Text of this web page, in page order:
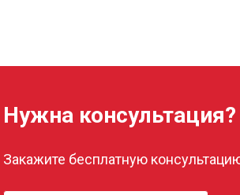
Нужна консультация?
Закажите бесплатную